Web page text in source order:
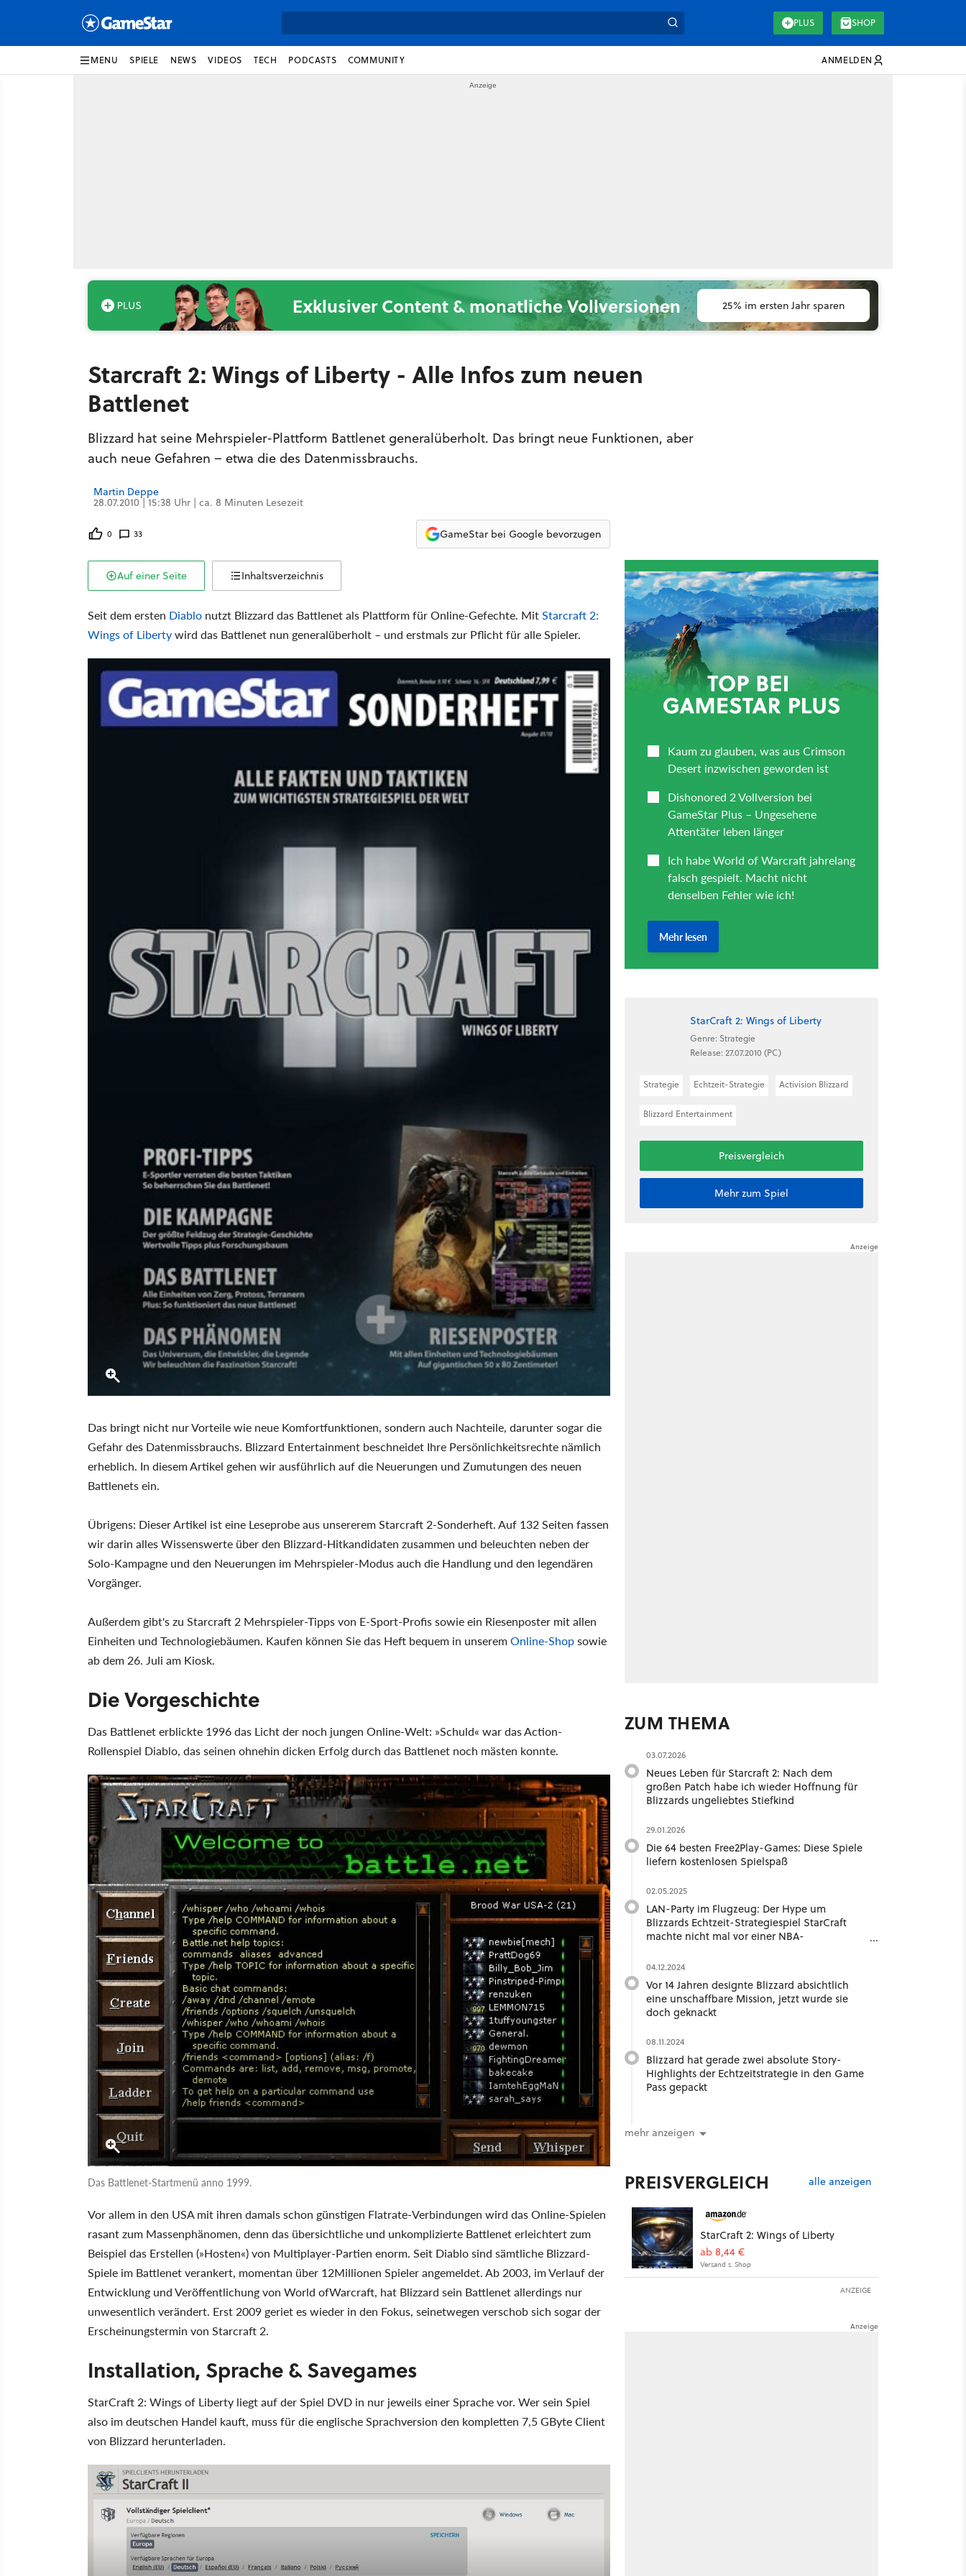
PLUS SHOP
MENU SPIELE NEWS VIDEOS TECH PODCASTS COMMUNITY ANMELDEN
Exklusiver Content & monatliche Vollversionen 25% im ersten Jahr sparen
Starcraft 2: Wings of Liberty - Alle Infos zum neuen
Battlenet
Blizzard hat seine Mehrspieler-Plattform Battlenet generalüberholt. Das bringt neue Funktionen, aber
auch neue Gefahren – etwa die des Datenmissbrauchs.
Martin Deppe
28.07.2010 | 15:38 Uhr | ca. 8 Minuten Lesezeit
0 33 GameStar bei Google bevorzugen
Auf einer Seite Inhaltsverzeichnis
Seit dem ersten Diablo nutzt Blizzard das Battlenet als Plattform für Online-Gefechte. MitStarcraft 2:
Wings of Libertywird das Battlenet nun generalüberholt – und erstmals zur Pflicht für alle Spieler.
Das bringt nicht nur Vorteile wie neue Komfortfunktionen, sondern auch Nachteile, darunter sogar die
Gefahr des Datenmissbrauchs. Blizzard Entertainment beschneidet Ihre Persönlichkeitsrechte nämlich
erheblich. In diesem Artikel gehen wir ausführlich auf die Neuerungen und Zumutungen des neuen
Battlenets ein.
Übrigens: Dieser Artikel ist eine Leseprobe aus unsererem Starcraft 2-Sonderheft. Auf 132 Seiten fassen
wir darin alles Wissenswerte über den Blizzard-Hitkandidaten zusammen und beleuchten neben der
Solo-Kampagne und den Neuerungen im Mehrspieler-Modus auch die Handlung und den legendären
Vorgänger.
Außerdem gibt's zu Starcraft 2 Mehrspieler-Tipps von E-Sport-Profis sowie ein Riesenposter mit allen
Einheiten und Technologiebäumen. Kaufen können Sie das Heft bequem in unseremOnline-Shopsowie
ab dem 26. Juli am Kiosk.
Die Vorgeschichte
Das Battlenet erblickte 1996 das Licht der noch jungen Online-Welt: »Schuld« war das Action-
Rollenspiel Diablo, das seinen ohnehin dicken Erfolg durch das Battlenet noch mästen konnte.
Das Battlenet-Startmenü anno 1999.
Vor allem in den USA mit ihren damals schon günstigen Flatrate-Verbindungen wird das Online-Spielen
rasant zum Massenphänomen, denn das übersichtliche und unkomplizierte Battlenet erleichtert zum
Beispiel das Erstellen (»Hosten«) von Multiplayer-Partien enorm. Seit Diablo sind sämtliche Blizzard-
Spiele im Battlenet verankert, momentan über 12Millionen Spieler angemeldet. Ab 2003, im Verlauf der
Entwicklung und Veröffentlichung von World ofWarcraft, hat Blizzard sein Battlenet allerdings nur
unwesentlich verändert. Erst 2009 geriet es wieder in den Fokus, seinetwegen verschob sich sogar der
Erscheinungstermin von Starcraft 2.
Installation, Sprache & Savegames
StarCraft 2: Wings of Liberty liegt auf der Spiel DVD in nur jeweils einer Sprache vor. Wer sein Spiel
also im deutschen Handel kauft, muss für die englische Sprachversion den kompletten 7,5 GByte Client
von Blizzard herunterladen.
StarCraft 2: Wings of Liberty
Genre: Strategie
Release: 27.07.2010 (PC)
Strategie Echtzeit-Strategie Activision Blizzard
Blizzard Entertainment
Preisvergleich
Mehr zum Spiel
ZUM THEMA
03.07.2026
Neues Leben für Starcraft 2: Nach dem
großen Patch habe ich wieder Hoffnung für
Blizzards ungeliebtes Stiefkind
29.01.2026
Die 64 besten Free2Play-Games: Diese Spiele
liefern kostenlosen Spielspaß
02.05.2025
LAN-Party im Flugzeug: Der Hype um
Blizzards Echtzeit-Strategiespiel StarCraft
machte nicht mal vor einer NBA-
04.12.2024
Vor 14 Jahren designte Blizzard absichtlich
eine unschaffbare Mission, jetzt wurde sie
doch geknackt
08.11.2024
Blizzard hat gerade zwei absolute Story-
Highlights der Echtzeitstrategie in den Game
Pass gepackt
mehr anzeigen
PREISVERGLEICH alle anzeigen
StarCraft 2: Wings of Liberty
ab 8,44 €
Versand s. Shop
ANZEIGE